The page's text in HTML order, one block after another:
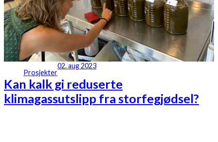
Prosjekter
02. aug 2023
Kan kalk gi reduserte
klimagassutslipp fra storfegjødsel?